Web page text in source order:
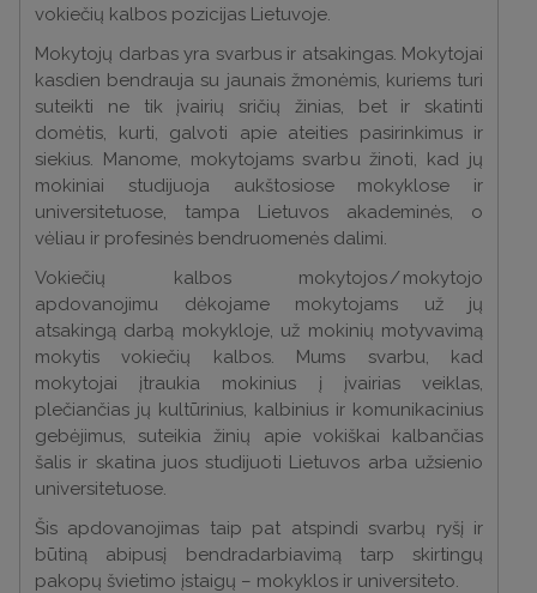
vokiečių kalbos pozicijas Lietuvoje.
Mokytojų darbas yra svarbus ir atsakingas. Mokytojai
kasdien bendrauja su jaunais žmonėmis, kuriems turi
suteikti ne tik įvairių sričių žinias, bet ir skatinti
domėtis, kurti, galvoti apie ateities pasirinkimus ir
siekius. Manome, mokytojams svarbu žinoti, kad jų
mokiniai studijuoja aukštosiose mokyklose ir
universitetuose, tampa Lietuvos akademinės, o
vėliau ir profesinės bendruomenės dalimi.
Vokiečių kalbos mokytojos / mokytojo
apdovanojimu dėkojame mokytojams už jų
atsakingą darbą mokykloje, už mokinių motyvavimą
mokytis vokiečių kalbos. Mums svarbu, kad
mokytojai įtraukia mokinius į įvairias veiklas,
plečiančias jų kultūrinius, kalbinius ir komunikacinius
gebėjimus, suteikia žinių apie vokiškai kalbančias
šalis ir skatina juos studijuoti Lietuvos arba užsienio
universitetuose.
Šis apdovanojimas taip pat atspindi svarbų ryšį ir
būtiną abipusį bendradarbiavimą tarp skirtingų
pakopų švietimo įstaigų – mokyklos ir universiteto.